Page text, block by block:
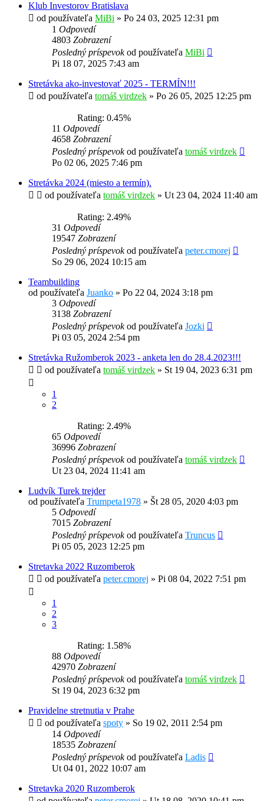
Klub Investorov Bratislava
od používateľa MiBi » Po 24 03, 2025 12:31 pm
1 Odpovedí
4803 Zobrazení
Posledný príspevokod používateľa MiBi
Pi 18 07, 2025 7:43 am
Stretávka ako-investovať 2025 - TERMÍN!!!
od používateľa tomáš virdzek » Po 26 05, 2025 12:25 pm
Rating: 0.45%
11 Odpovedí
4658 Zobrazení
Posledný príspevokod používateľa tomáš virdzek
Po 02 06, 2025 7:46 pm
Stretávka 2024 (miesto a termín).
od používateľa tomáš virdzek » Ut 23 04, 2024 11:40 am
Rating: 2.49%
31 Odpovedí
19547 Zobrazení
Posledný príspevokod používateľa peter.cmorej
So 29 06, 2024 10:15 am
Teambuilding
od používateľa Juanko » Po 22 04, 2024 3:18 pm
3 Odpovedí
3138 Zobrazení
Posledný príspevokod používateľa Jozki
Pi 03 05, 2024 2:54 pm
Stretávka Ružomberok 2023 - anketa len do 28.4.2023!!!
od používateľa tomáš virdzek » St 19 04, 2023 6:31 pm
1
2
Rating: 2.49%
65 Odpovedí
36996 Zobrazení
Posledný príspevokod používateľa tomáš virdzek
Ut 23 04, 2024 11:41 am
Ludvík Turek trejder
od používateľa Trumpeta1978 » Št 28 05, 2020 4:03 pm
5 Odpovedí
7015 Zobrazení
Posledný príspevokod používateľa Truncus
Pi 05 05, 2023 12:25 pm
Stretavka 2022 Ruzomberok
od používateľa peter.cmorej » Pi 08 04, 2022 7:51 pm
1
2
3
Rating: 1.58%
88 Odpovedí
42970 Zobrazení
Posledný príspevokod používateľa tomáš virdzek
St 19 04, 2023 6:32 pm
Pravidelne stretnutia v Prahe
od používateľa spoty » So 19 02, 2011 2:54 pm
14 Odpovedí
18535 Zobrazení
Posledný príspevokod používateľa Ladis
Ut 04 01, 2022 10:07 am
Stretavka 2020 Ruzomberok